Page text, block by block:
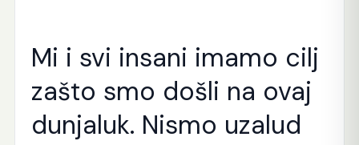
Mi i svi insani imamo cilj
zašto smo došli na ovaj
dunjaluk. Nismo uzalud